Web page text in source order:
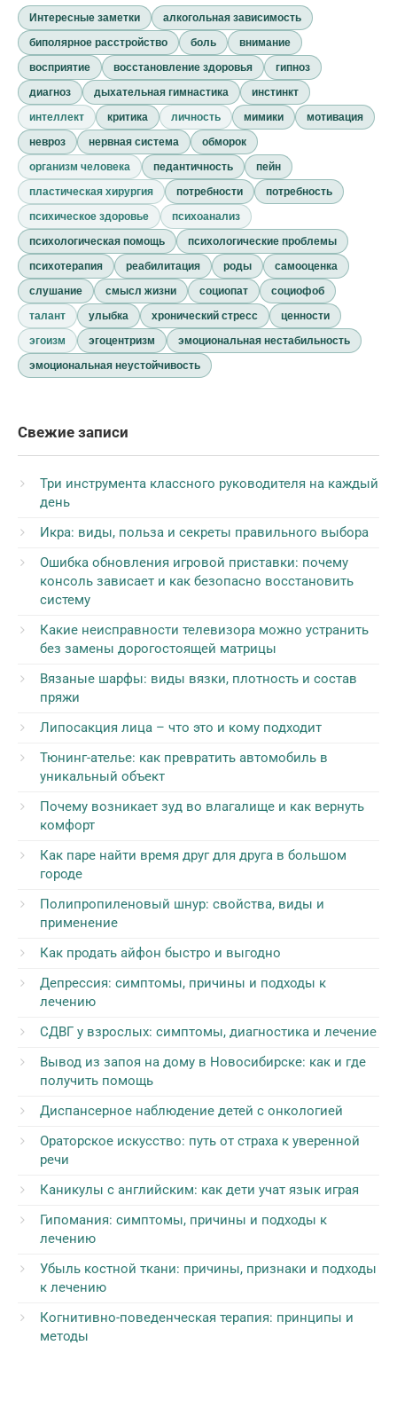
Интересные заметки
алкогольная зависимость
биполярное расстройство
боль
внимание
восприятие
восстановление здоровья
гипноз
диагноз
дыхательная гимнастика
инстинкт
интеллект
критика личность мимики
мотивация
невроз
нервная система
обморок
организм человека
педантичность
пейн
пластическая хирургия
потребности
потребность
психическое здоровье
психоанализ
психологическая помощь
психологические проблемы
психотерапия
реабилитация роды
самооценка
слушание
смысл жизни социопат
социофоб
талант
улыбка хронический стресс
ценности
эгоизм
эгоцентризм
эмоциональная нестабильность
эмоциональная неустойчивость
Свежие записи
Три инструмента классного руководителя на каждый
день
Икра: виды, польза и секреты правильного выбора
Ошибка обновления игровой приставки: почему
консоль зависает и как безопасно восстановить
систему
Какие неисправности телевизора можно устранить
без замены дорогостоящей матрицы
Вязаные шарфы: виды вязки, плотность и состав
пряжи
Липосакция лица – что это и кому подходит
Тюнинг-ателье: как превратить автомобиль в
уникальный объект
Почему возникает зуд во влагалище и как вернуть
комфорт
Как паре найти время друг для друга в большом
городе
Полипропиленовый шнур: свойства, виды и
применение
Как продать айфон быстро и выгодно
Депрессия: симптомы, причины и подходы к
лечению
СДВГ у взрослых: симптомы, диагностика и лечение
Вывод из запоя на дому в Новосибирске: как и где
получить помощь
Диспансерное наблюдение детей с онкологией
Ораторское искусство: путь от страха к уверенной
речи
Каникулы с английским: как дети учат язык играя
Гипомания: симптомы, причины и подходы к
лечению
Убыль костной ткани: причины, признаки и подходы
к лечению
Когнитивно-поведенческая терапия: принципы и
методы